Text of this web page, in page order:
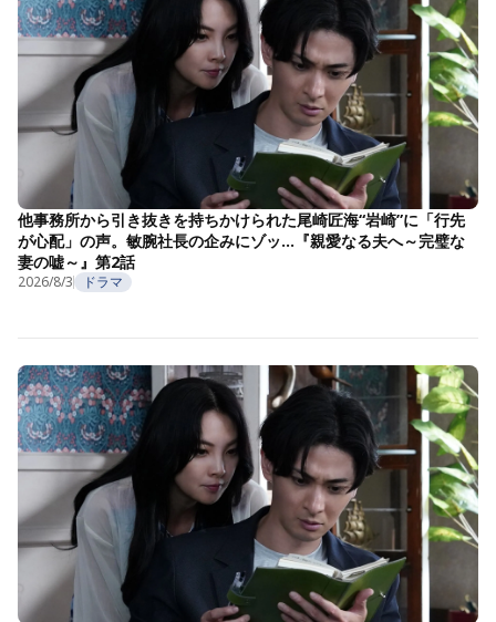
他事務所から引き抜きを持ちかけられた尾崎匠海“岩崎”に「行先
が心配」の声。敏腕社長の企みにゾッ…『親愛なる夫へ～完璧な
妻の嘘～』第2話
2026/8/3 ドラマ